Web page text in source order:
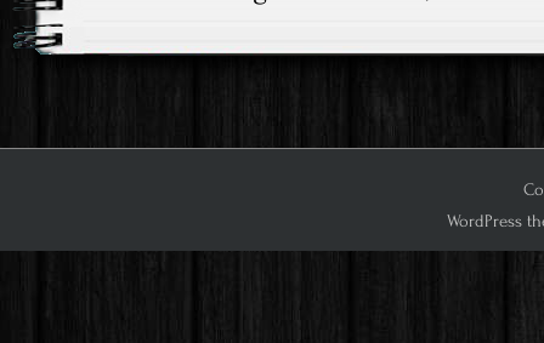
WordPress